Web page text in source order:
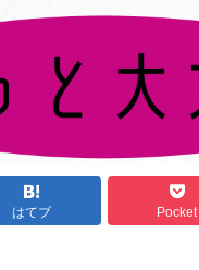
はてブ Pocket